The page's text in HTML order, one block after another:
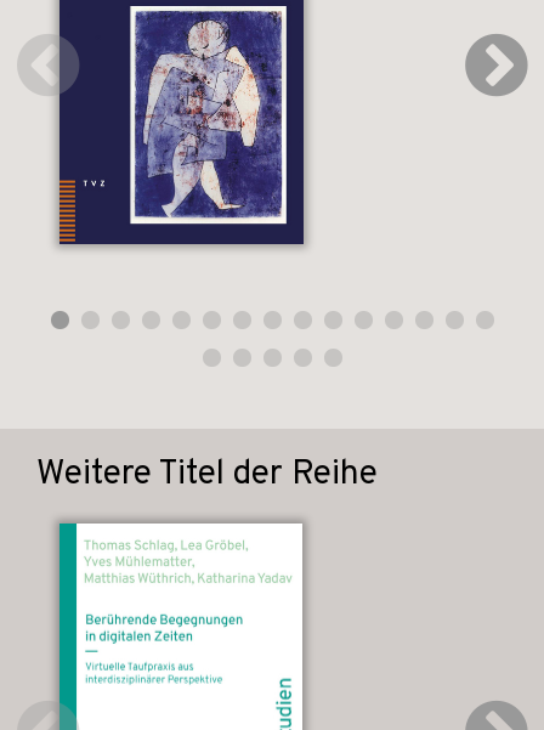
Weitere Titel der Reihe